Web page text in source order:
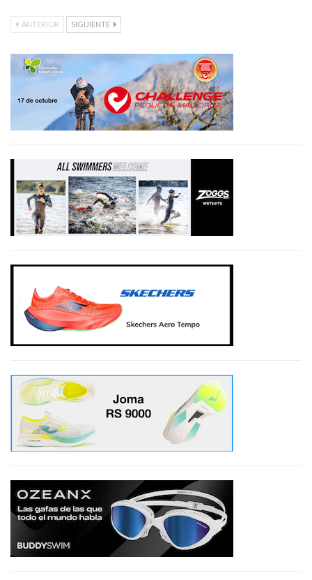
ANTERIOR SIGUIENTE